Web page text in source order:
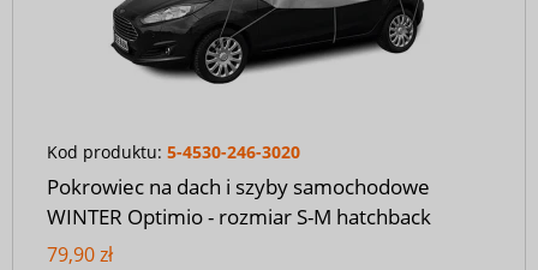
Kod produktu: 5-4530-246-3020
Pokrowiec na dach i szyby samochodowe
WINTER Optimio - rozmiar S-M hatchback
79,90 zł